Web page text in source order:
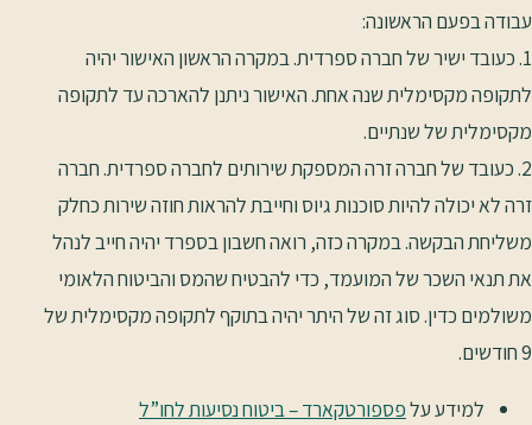
עבודה בפעם הראשונה:
1. כעובד ישיר של חברה ספרדית. במקרה הראשון האישור יהיה
לתקופה מקסימלית שנה אחת. האישור ניתנן להארכה עד לתקופה
מקסימלית של שנתיים.
2. כעובד של חברה זרה המספקת שירותים לחברה ספרדית. חברה
זרה לא יכולה להיות סוכנות גיוס וחייבת להראות חוזה שירות כחלק
משליחת הבקשה. במקרה כזה, רואה חשבון בספרד יהיה חייב לנהל
את תנאי השכר של המועמד, כדי להבטיח שהמס והביטוח הלאומי
משולמים כדין. סוג זה של היתר יהיה בתוקף לתקופה מקסימלית של
9 חודשים.
למידע עלפספורטקארד – ביטוח נסיעות לחו”ל